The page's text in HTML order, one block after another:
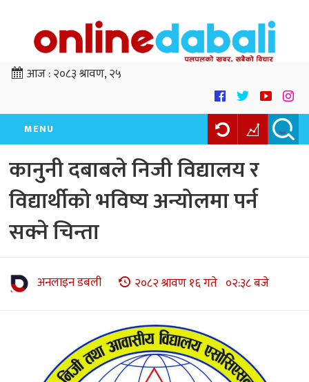
आज :२०८३ श्रावण, २५
MENU
कानुनी दबाबले निजी विद्यालय र
विद्यार्थीको भविष्य अन्योलमा पर्न
सक्ने चिन्ता
अनलाइन डबली २०८२ श्रावण १६ गते ०२:३८ बजे